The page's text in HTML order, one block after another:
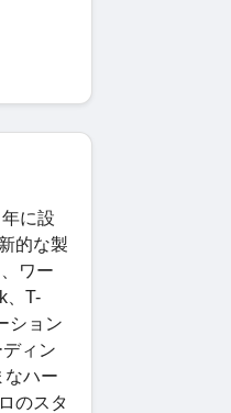
に設
的な製
ワー
、T-
ション
ィン
なハー
のスタ